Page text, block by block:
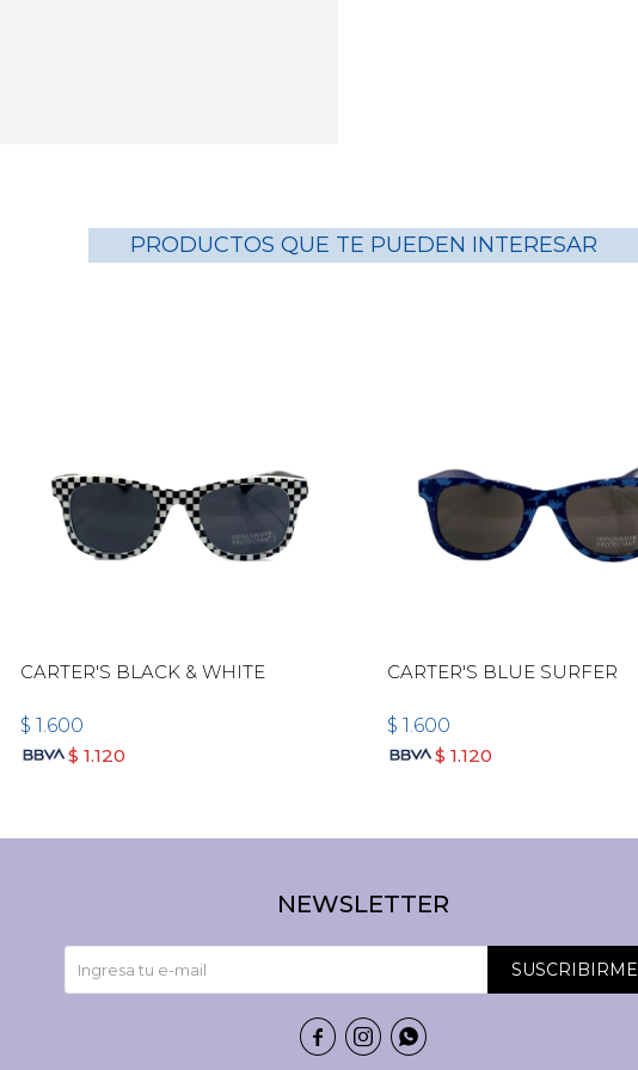
PRODUCTOS QUE TE PUEDEN INTERESAR
CARTER'S BLACK & WHITE
$ 1.600
$ 1.120
CARTER'S BLUE SURFER
$ 1.600
$ 1.120
NEWSLETTER
SUSCRIBIRME
  